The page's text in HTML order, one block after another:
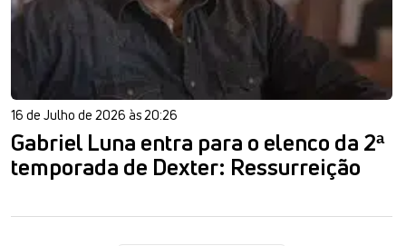
16 de Julho de 2026 às 20:26
Gabriel Luna entra para o elenco da 2ª
temporada de Dexter: Ressurreição